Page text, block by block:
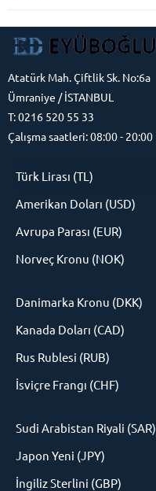
Atatürk Mah. Çiftlik Sk. No:6a
Ümraniye / İSTANBUL
T: 0216 520 55 33
Çalışma saatleri: 08:00 - 20:00
Türk Lirası (TL)
Amerikan Doları (USD)
Avrupa Parası (EUR)
Norveç Kronu (NOK)
Danimarka Kronu (DKK)
Kanada Doları (CAD)
Rus Rublesi (RUB)
İsviçre Frangı (CHF)
Sudi Arabistan Riyali (SAR)
Japon Yeni (JPY)
İngiliz Sterlini (GBP)